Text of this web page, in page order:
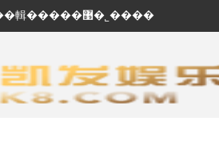
��ӭ���ʽ������ֽ��輯�����޹�˾����